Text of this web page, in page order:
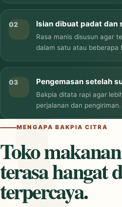
02 Isian dibuat padat dan
Rasa manis disusun agar
dalam satu atau beberapa
03 Pengemasan setelah
Bakpia ditata rapi agar
perjalanan dan pengiriman.
MENGAPA BAKPIA CITRA
Toko
terasa hangat
terpercaya.